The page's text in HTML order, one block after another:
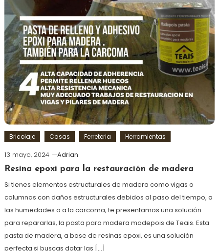
Bricolaje Casas Ferreteria Herramientas
13 mayo, 2024
Adrian
Resina epoxi para la restauración de madera
Si tienes elementos estructurales de madera como vigas o
columnas con daños estructurales debidos al paso del tiempo, a
las humedades o a la carcoma, te presentamos una solución
para repararlas, la pasta para madera madepois de Teais. Esta
pasta de madera, a base de resinas epoxi, es una solución
perfecta si buscas dotar las […]